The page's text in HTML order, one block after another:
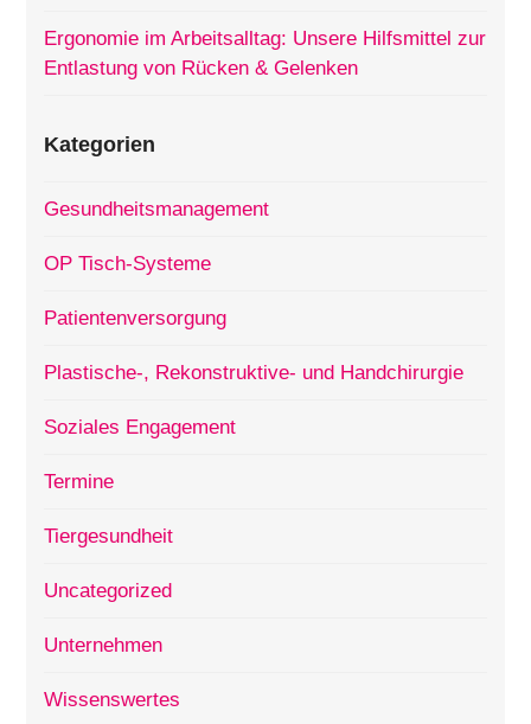
Ergonomie im Arbeitsalltag: Unsere Hilfsmittel zur
Entlastung von Rücken & Gelenken
Kategorien
Gesundheitsmanagement
OP Tisch-Systeme
Patientenversorgung
Plastische-, Rekonstruktive- und Handchirurgie
Soziales Engagement
Termine
Tiergesundheit
Uncategorized
Unternehmen
Wissenswertes